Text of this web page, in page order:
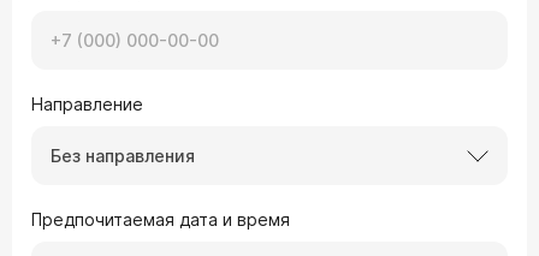
Направление
Без направления
Предпочитаемая дата и время